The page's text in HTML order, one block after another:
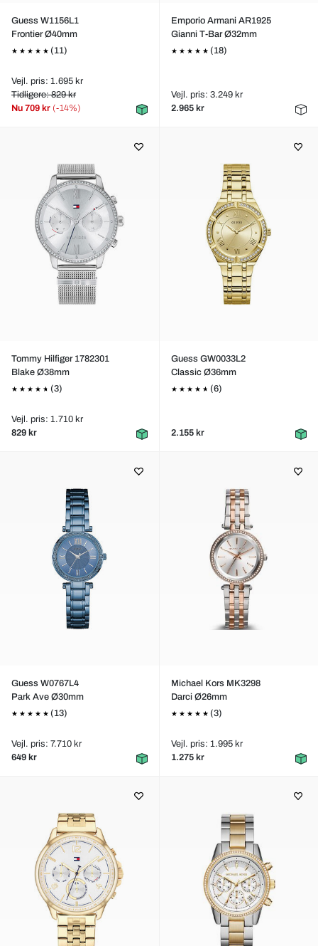
Guess W1156L1
Frontier Ø40mm
(11)
Vejl. pris: 1.695 kr
Tidligere: 829 kr
Nu 709 kr (-14%)
Emporio Armani AR1925
Gianni T-Bar Ø32mm
(18)
Vejl. pris: 3.249 kr
2.965 kr
Tommy Hilfiger 1782301
Blake Ø38mm
(3)
Vejl. pris: 1.710 kr
829 kr
Guess GW0033L2
Classic Ø36mm
(6)
2.155 kr
Guess W0767L4
Park Ave Ø30mm
(13)
Vejl. pris: 7.710 kr
649 kr
Michael Kors MK3298
Darci Ø26mm
(3)
Vejl. pris: 1.995 kr
1.275 kr